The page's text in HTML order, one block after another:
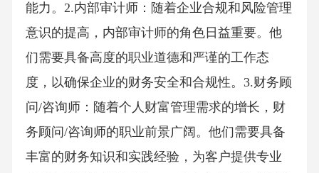
能力。2.内部审计师：随着企业合规和风险管理
意识的提高，内部审计师的角色日益重要。他
们需要具备高度的职业道德和严谨的工作态
度，以确保企业的财务安全和合规性。3.财务顾
问/咨询师：随着个人财富管理需求的增长，财
务顾问/咨询师的职业前景广阔。他们需要具备
丰富的财务知识和实践经验，为客户提供专业